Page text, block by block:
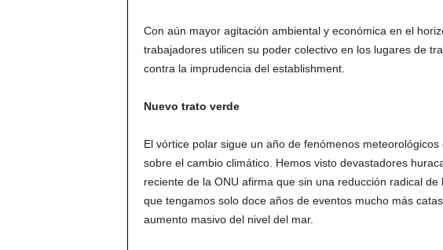
Con aún mayor agitación ambiental y económica en el
trabajadores utilicen su poder colectivo en los lugares de
contra la imprudencia del establishment.
Nuevo trato verde
El vórtice polar sigue un año de fenómenos
sobre el cambio climático. Hemos visto devastadores
reciente de la ONU afirma que sin una reducción radical
que tengamos solo doce años de eventos mucho más
aumento masivo del nivel del mar.